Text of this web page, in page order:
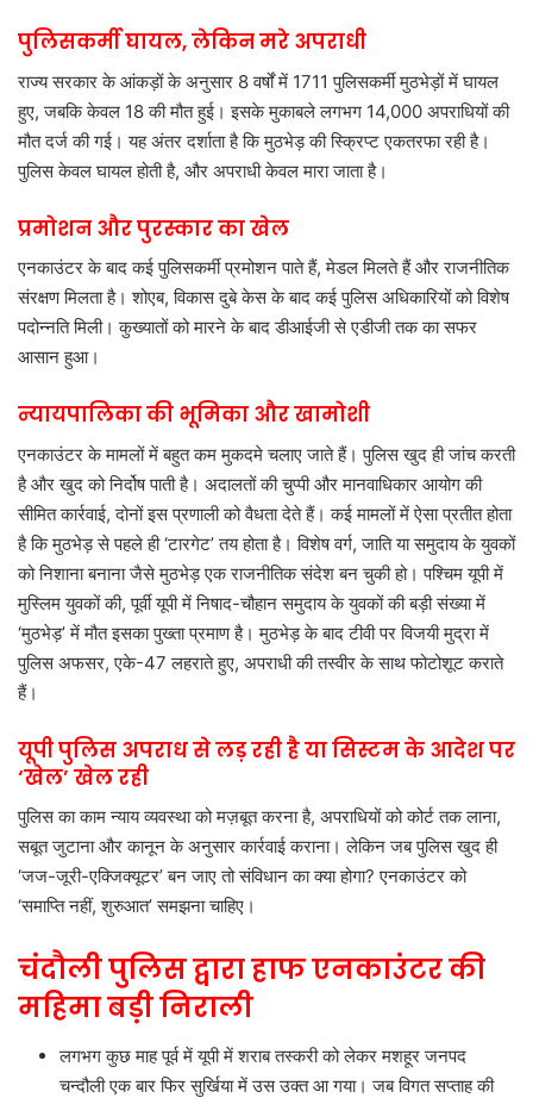
पुलिसकर्मी घायल, लेकिन मरे अपराधी
राज्य सरकार के आंकड़ों के अनुसार 8 वर्षों में 1711 पुलिसकर्मी मुठभेड़ों में घायल
हुए, जबकि केवल 18 की मौत हुई। इसके मुकाबले लगभग 14,000 अपराधियों की
मौत दर्ज की गई। यह अंतर दर्शाता है कि मुठभेड़ की स्क्रिप्ट एकतरफा रही है।
पुलिस केवल घायल होती है, और अपराधी केवल मारा जाता है।
प्रमोशन और पुरस्कार का खेल
एनकाउंटर के बाद कई पुलिसकर्मी प्रमोशन पाते हैं, मेडल मिलते हैं और राजनीतिक
संरक्षण मिलता है। शोएब, विकास दुबे केस के बाद कई पुलिस अधिकारियों को विशेष
पदोन्नति मिली। कुख्यातों को मारने के बाद डीआईजी से एडीजी तक का सफर
आसान हुआ।
न्यायपालिका की भूमिका और खामोशी
एनकाउंटर के मामलों में बहुत कम मुकदमे चलाए जाते हैं। पुलिस खुद ही जांच करती
है और खुद को निर्दोष पाती है। अदालतों की चुप्पी और मानवाधिकार आयोग की
सीमित कार्रवाई, दोनों इस प्रणाली को वैधता देते हैं। कई मामलों में ऐसा प्रतीत होता
है कि मुठभेड़ से पहले ही ‘टारगेट’ तय होता है। विशेष वर्ग, जाति या समुदाय के युवकों
को निशाना बनाना जैसे मुठभेड़ एक राजनीतिक संदेश बन चुकी हो। पश्चिम यूपी में
मुस्लिम युवकों की, पूर्वी यूपी में निषाद-चौहान समुदाय के युवकों की बड़ी संख्या में
‘मुठभेड़’ में मौत इसका पुख्ता प्रमाण है। मुठभेड़ के बाद टीवी पर विजयी मुद्रा में
पुलिस अफसर, एके-47 लहराते हुए, अपराधी की तस्वीर के साथ फोटोशूट कराते
हैं।
यूपी पुलिस अपराध से लड़ रही है या सिस्टम के आदेश पर
‘खेल’ खेल रही
पुलिस का काम न्याय व्यवस्था को मज़बूत करना है, अपराधियों को कोर्ट तक लाना,
सबूत जुटाना और कानून के अनुसार कार्रवाई कराना। लेकिन जब पुलिस खुद ही
‘जज-जूरी-एक्जिक्यूटर’ बन जाए तो संविधान का क्या होगा? एनकाउंटर को
‘समाप्ति नहीं, शुरुआत’ समझना चाहिए।
चंदौली पुलिस द्वारा हाफ एनकाउंटर की
महिमा बड़ी निराली
लगभग कुछ माह पूर्व में यूपी में शराब तस्करी को लेकर मशहूर जनपद
चन्दौली एक बार फिर सुर्खिया में उस उक्त आ गया। जब विगत सप्ताह की